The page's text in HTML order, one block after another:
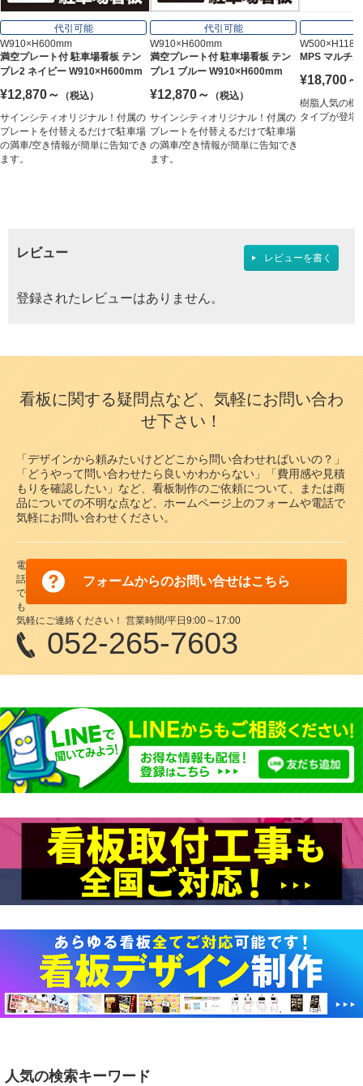
代引可能
W910×H600mm
満空プレート付 駐車場看板 テン
プレ2 ネイビー W910×H600mm
¥12,870～
（税込）
サインシティオリジナル！付属の
プレートを付替えるだけで駐車場
の満車/空き情報が簡単に告知でき
ます。
代引可能
W910×H600mm
満空プレート付 駐車場看板 テン
プレ1 ブルー W910×H600mm
¥12,870～
（税込）
サインシティオリジナル！付属の
プレートを付替えるだけで駐車場
の満車/空き情報が簡単に告知でき
ます。
MPS マルチ
¥18,700～
樹脂人気の樹
タイプが登場
レビュー レビューを書く
登録されたレビューはありません。
看板に関する疑問点など、気軽にお問い合わ
せ下さい！
「デザインから頼みたいけどどこから問い合わせればいいの？」
「どうやって問い合わせたら良いかわからない」「費用感や見積
もりを確認したい」など、看板制作のご依頼について、または商
品についての不明な点など、ホームページ上のフォームや電話で
気軽にお問い合わせください。
フォームからのお問い合せはこちら
電
話
で
も
気軽にご連絡ください！ 営業時間/平日9:00～17:00
052-265-7603
人気の検索キーワード